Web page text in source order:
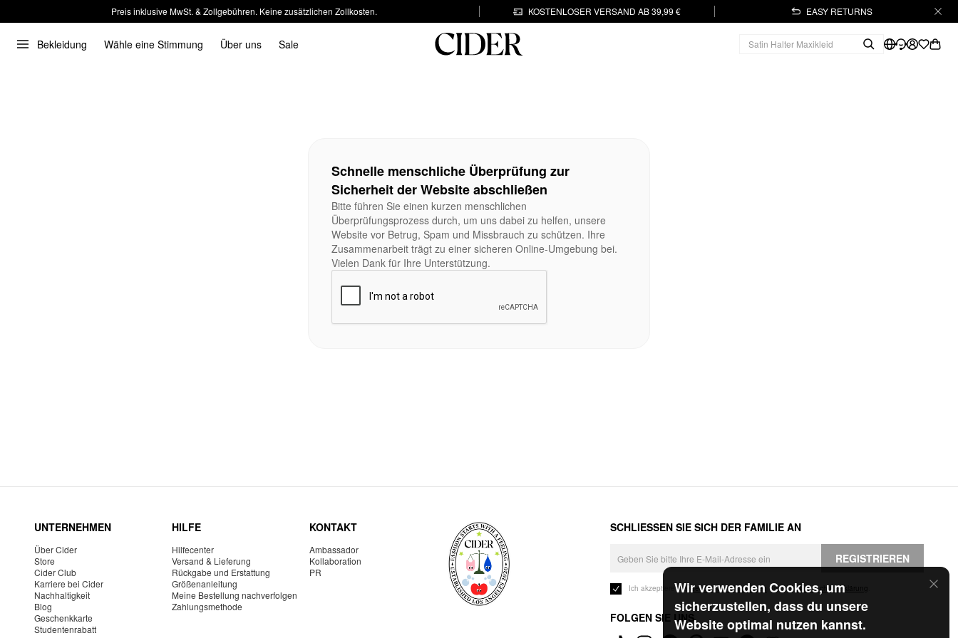
Preis inklusive MwSt. & Zollgebühren. Keine zusätzlichen Zollkosten. KOSTENLOSER VERSAND AB 39,99 € EASY RETURNS
Bekleidung Wähle eine Stimmung Über uns Sale
Wir verwenden Cookies, um
sicherzustellen, dass du unsere
Website optimal nutzen kannst.
Schnelle menschliche Überprüfung zur
Sicherheit der Website abschließen
Bitte führen Sie einen kurzen menschlichen
Überprüfungsprozess durch, um uns dabei zu helfen, unsere
Website vor Betrug, Spam und Missbrauch zu schützen. Ihre
Zusammenarbeit trägt zu einer sicheren Online-Umgebung bei.
Vielen Dank für Ihre Unterstützung.
UNTERNEHMEN
Über Cider
Store
Cider Club
Karriere bei Cider
Nachhaltigkeit
Blog
Geschenkkarte
Studentenrabatt
HILFE
Hilfecenter
Versand & Lieferung
Rückgabe und Erstattung
Größenanleitung
Meine Bestellung nachverfolgen
Zahlungsmethode
KONTAKT
Ambassador
Kollaboration
PR
SCHLIESSEN SIE SICH DER FAMILIE AN
REGISTRIEREN
Ich akzeptiere dieGeschäftsbedingungen und die Datenschutzerklärung
FOLGEN SIE UNS